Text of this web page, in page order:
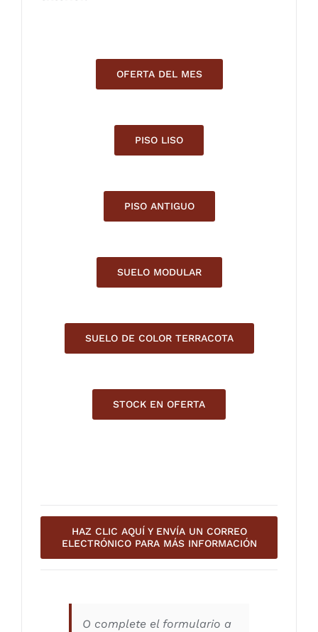
OFERTA DEL MES
PISO LISO
PISO ANTIGUO
SUELO MODULAR
SUELO DE COLOR TERRACOTA
STOCK EN OFERTA
HAZ CLIC AQUÍ Y ENVÍA UN CORREO
ELECTRÓNICO PARA MÁS INFORMACIÓN
O complete el formulario a